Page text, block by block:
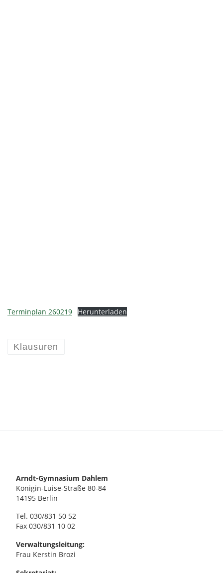
Terminplan 260219 Herunterladen
Klausuren
Arndt-Gymnasium Dahlem
Königin-Luise-Straße 80-84
14195 Berlin
Tel. 030/831 50 52
Fax 030/831 10 02
Verwaltungsleitung:
Frau Kerstin Brozi